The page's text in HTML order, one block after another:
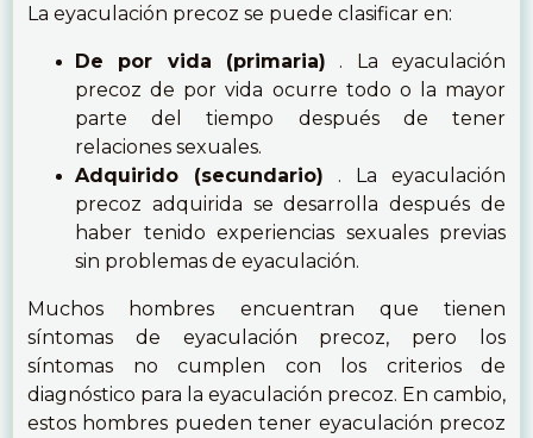
La eyaculación precoz se puede clasificar en:
De por vida (primaria) . La eyaculación
precoz de por vida ocurre todo o la mayor
parte del tiempo después de tener
relaciones sexuales.
Adquirido (secundario) . La eyaculación
precoz adquirida se desarrolla después de
haber tenido experiencias sexuales previas
sin problemas de eyaculación.
Muchos hombres encuentran que tienen
síntomas de eyaculación precoz, pero los
síntomas no cumplen con los criterios de
diagnóstico para la eyaculación precoz. En cambio,
estos hombres pueden tener eyaculación precoz